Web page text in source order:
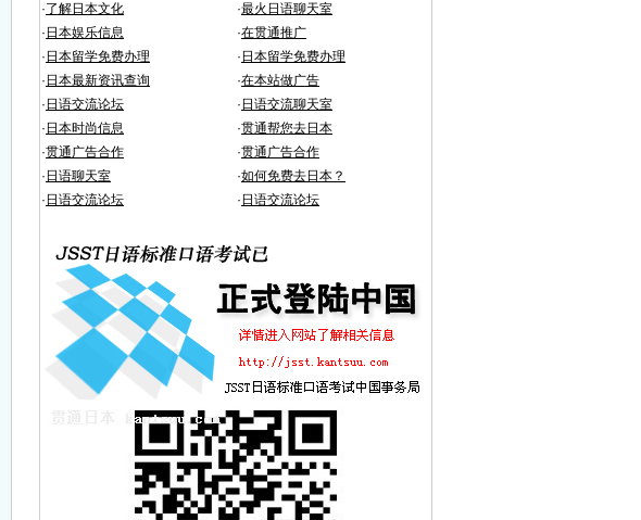
·了解日本文化
· 日本娱乐信息
· 日本留学免费办理
· 日本最新资讯查询
· 日语交流论坛
· 日本时尚信息
·贯通广告合作
· 日语聊天室
· 日语交流论坛
·最火日语聊天室
·在贯通推广
· 日本留学免费办理
·在本站做广告
· 日语交流聊天室
·贯通帮您去日本
·贯通广告合作
·如何免费去日本？
· 日语交流论坛